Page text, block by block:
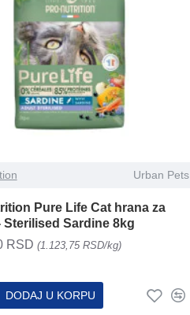
Urban Pets
Pure Life Cat hrana za
Sterilised Sardine 8kg
RSD (1.123,75 RSD/kg)
DODAJ U KORPU